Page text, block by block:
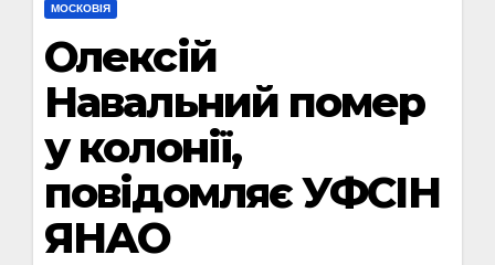
МОСКОВІЯ
Олексій
Навальний помер
у колонії,
повідомляє УФСІН
ЯНАО